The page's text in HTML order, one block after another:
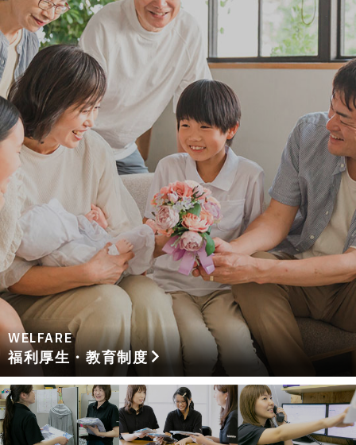
WELFARE
福利厚生・教育制度